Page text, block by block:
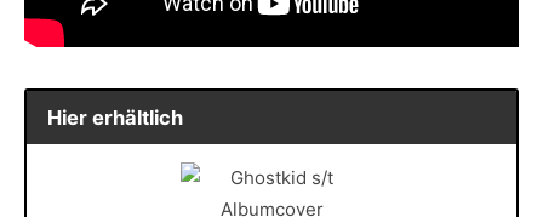
Hier erhältlich